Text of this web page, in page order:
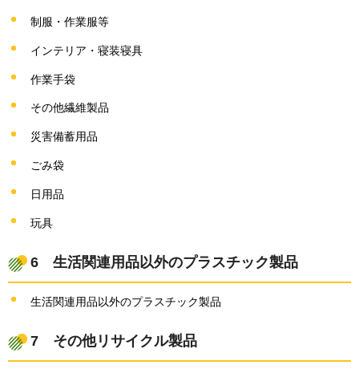
制服・作業服等
インテリア・寝装寝具
作業手袋
その他繊維製品
災害備蓄用品
ごみ袋
日用品
玩具
6 生活関連用品以外のプラスチック製品
生活関連用品以外のプラスチック製品
7 その他リサイクル製品